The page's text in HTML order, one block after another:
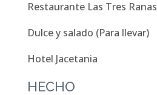
Restaurante Las Tres Ranas
Dulce y salado (Para llevar)
Hotel Jacetania
HECHO